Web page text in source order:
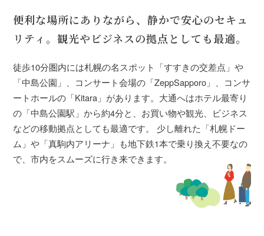
便利な場所にありながら、静かで安心のセキュ
リティ。観光やビジネスの拠点としても最適。
徒歩10分圏内には札幌の名スポット「すすきの交差点」や
「中島公園」、コンサート会場の「ZeppSapporo」、コンサ
ートホールの「Kitara」があります。大通へはホテル最寄り
の「中島公園駅」から約4分と、お買い物や観光、ビジネス
などの移動拠点としても最適です。
少し離れた「札幌ドー
ム」や「真駒内アリーナ」も地下鉄1本で乗り換え不要なの
で、市内をスムーズに行き来できます。